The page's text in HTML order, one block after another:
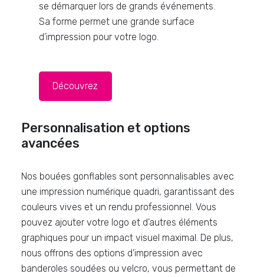
se démarquer lors de grands événements.
Sa forme permet une grande surface
d’impression pour votre logo.
Découvrez
Personnalisation et options
avancées
Nos bouées gonflables sont personnalisables avec
une impression numérique quadri, garantissant des
couleurs vives et un rendu professionnel. Vous
pouvez ajouter votre logo et d’autres éléments
graphiques pour un impact visuel maximal. De plus,
nous offrons des options d’impression avec
banderoles soudées ou velcro, vous permettant de